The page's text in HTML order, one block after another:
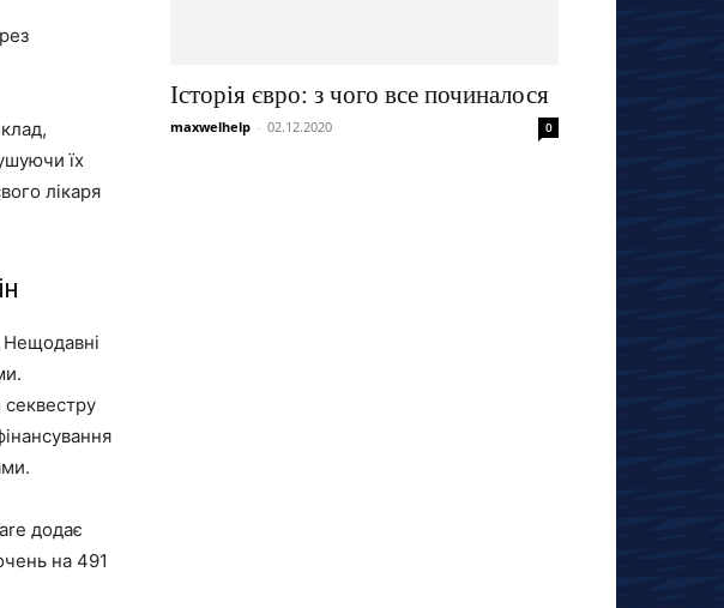
їх
лікаря
додає
на 491
Історія євро: з чого все починалося
maxwelhelp - 02.12.2020 0